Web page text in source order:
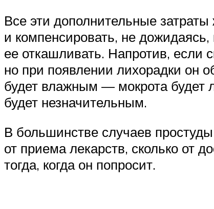
Все эти дополнительные
и компенсировать, не дожидаясь,
ее откашливать. Напротив, если
но при появлении лихорадки он
будет влажным — мокрота будет
будет незначительным.
В большинстве случаев
от приема лекарств, сколько от
тогда, когда он попросит.